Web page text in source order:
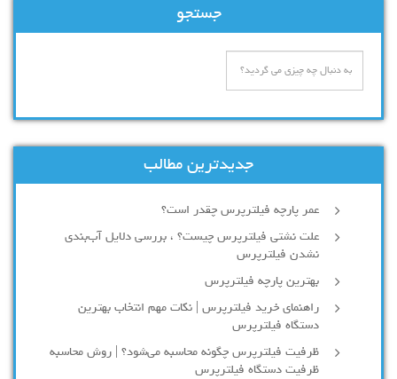
جستجو
جدیدترین مطالب
عمر پارچه فیلترپرس چقدر است؟
علت نشتی فیلترپرس چیست؟ ، بررسی دلایل آب‌بندی
نشدن فیلترپرس
بهترین پارچه فیلترپرس
راهنمای خرید فیلترپرس | نکات مهم انتخاب بهترین
دستگاه فیلترپرس
ظرفیت فیلترپرس چگونه محاسبه می‌شود؟ | روش محاسبه
ظرفیت دستگاه فیلترپرس